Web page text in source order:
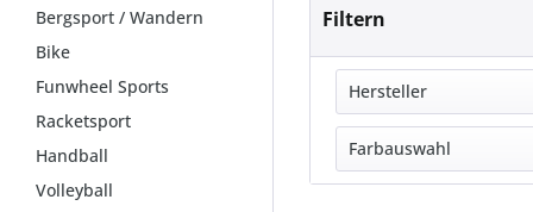
Bergsport / Wandern
Bike
Funwheel Sports
Racketsport
Handball
Volleyball
Filtern
Hersteller
ALPENGAUDI
ALPINA
Farbauswahl